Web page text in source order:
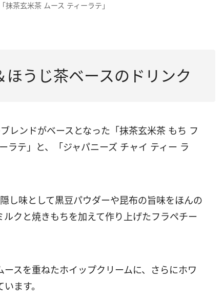
抹茶玄米茶 ムース ティーラテ」
うじ茶ベースのドリンク
レンドがベースとなった「抹茶玄米茶 もち フ
ラテ」と、「ジャパニーズ チャイ ティー ラ
し味として黒豆パウダーや昆布の旨味をほんの
クと焼きもちを加えて作り上げたフラペチー
スを重ねたホイップクリームに、さらにホワ
ます。